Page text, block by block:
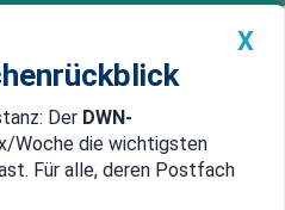
Geldanlage Premium
Magazin China
X
Der DWN-
Woche die wichtigsten
Für alle, deren Postfach